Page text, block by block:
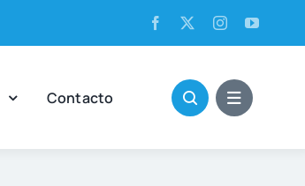
Con­tac­to